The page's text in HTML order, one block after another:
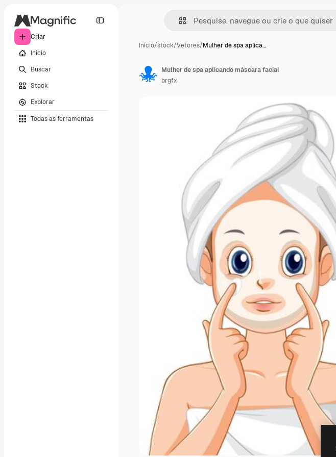
Criar
Início
Buscar
Stock
Explorar
Todas as ferramentas
Início/stock/Vetores/Mulher de spa aplica…
Mulher de spa aplicando máscara facial
brgfx